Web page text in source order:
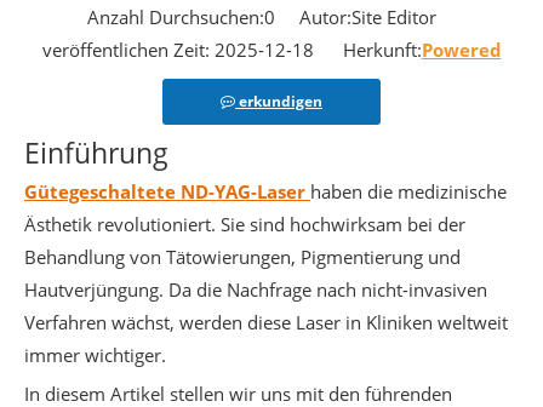
Anzahl Durchsuchen:0 Autor:Site Editor
veröffentlichen Zeit: 2025-12-18 Herkunft:Powered
erkundigen
Einführung
Gütegeschaltete ND-YAG-Laser haben die medizinische
Ästhetik revolutioniert. Sie sind hochwirksam bei der
Behandlung von Tätowierungen, Pigmentierung und
Hautverjüngung. Da die Nachfrage nach nicht-invasiven
Verfahren wächst, werden diese Laser in Kliniken weltweit
immer wichtiger.
In diesem Artikel stellen wir uns mit den führenden